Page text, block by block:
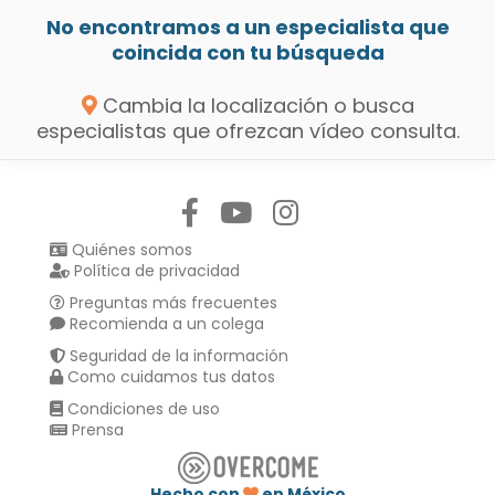
No encontramos a un especialista que
coincida con tu búsqueda
Cambia la localización o busca
especialistas que ofrezcan vídeo consulta.
Quiénes somos
Política de privacidad
Preguntas más frecuentes
Recomienda a un colega
Seguridad de la información
Como cuidamos tus datos
Condiciones de uso
Prensa